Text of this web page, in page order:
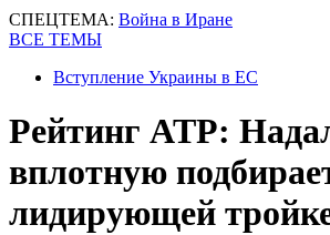
СПЕЦТЕМА: Война в Иране
ВСЕ ТЕМЫ
Вступление Украины в ЕС
Рейтинг ATP:
вплотную
лидирующей